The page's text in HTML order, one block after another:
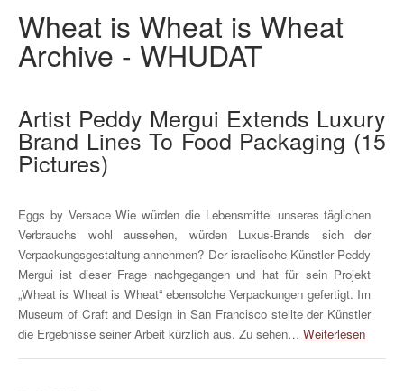
Wheat is Wheat is Wheat
Archive - WHUDAT
Artist Peddy Mergui Extends Luxury
Brand Lines To Food Packaging (15
Pictures)
Eggs by Versace Wie würden die Lebensmittel unseres täglichen
Verbrauchs wohl aussehen, würden Luxus-Brands sich der
Verpackungsgestaltung annehmen? Der israelische Künstler Peddy
Mergui ist dieser Frage nachgegangen und hat für sein Projekt
„Wheat is Wheat is Wheat“ ebensolche Verpackungen gefertigt. Im
Museum of Craft and Design in San Francisco stellte der Künstler
die Ergebnisse seiner Arbeit kürzlich aus. Zu sehen… Weiterlesen